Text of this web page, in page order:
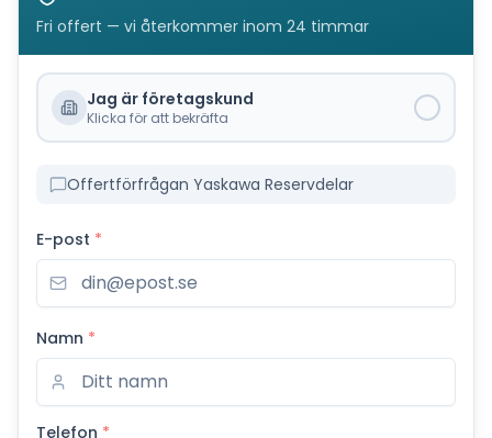
Fri offert — vi återkommer inom 24 timmar
Jag är företagskund
Klicka för att bekräfta
Offertförfrågan Yaskawa Reservdelar
E-post *
Namn *
Telefon *